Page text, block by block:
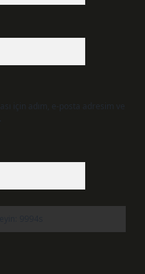
için adım, e-posta adresim ve